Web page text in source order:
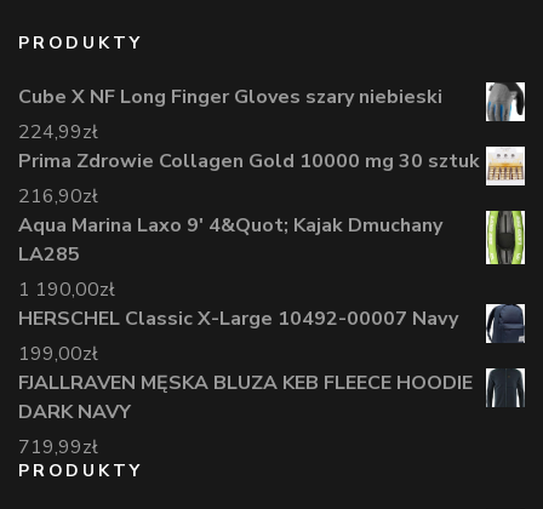
PRODUKTY
Cube X NF Long Finger Gloves szary niebieski
224,99zł
Prima Zdrowie Collagen Gold 10000 mg 30 sztuk
216,90zł
Aqua Marina Laxo 9' 4&Quot; Kajak Dmuchany
LA285
1 190,00zł
HERSCHEL Classic X-Large 10492-00007 Navy
199,00zł
FJALLRAVEN MĘSKA BLUZA KEB FLEECE HOODIE
DARK NAVY
719,99zł
PRODUKTY